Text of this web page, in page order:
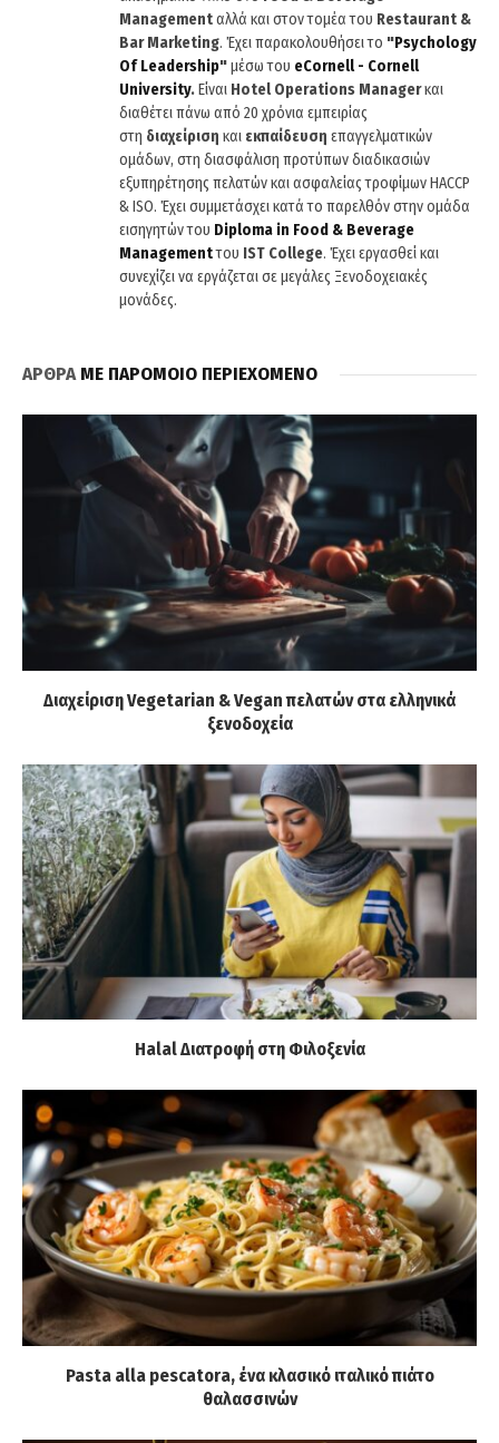
Managementαλλά και στον τομέα του Restaurant &
Bar Marketing. Έχει παρακολουθήσει το "Psychology
Of Leadership"μέσω του eCornell- Cornell
University.Είναι Hotel Operations Managerκαι
διαθέτει πάνω από 20 χρόνια εμπειρίας
στη διαχείριση και εκπαίδευση επαγγελματικών
ομάδων, στη διασφάλιση προτύπων διαδικασιών
εξυπηρέτησης πελατών και ασφαλείας τροφίμων HACCP
& ISO. Έχει συμμετάσχει κατά το παρελθόν στην ομάδα
εισηγητών του Diploma in Food & Beverage
Managementτου IST College. Έχει εργασθεί και
συνεχίζει να εργάζεται σε μεγάλες Ξενοδοχειακές
μονάδες.
ΑΡΘΡΑΜΕ ΠΑΡΟΜΟΙΟ ΠΕΡΙΕΧΟΜΕΝΟ
Διαχείριση Vegetarian & Vegan πελατών στα ελληνικά
ξενοδοχεία
Halal Διατροφή στη Φιλοξενία
Pasta alla pescatora, ένα κλασικό ιταλικό πιάτο
θαλασσινών